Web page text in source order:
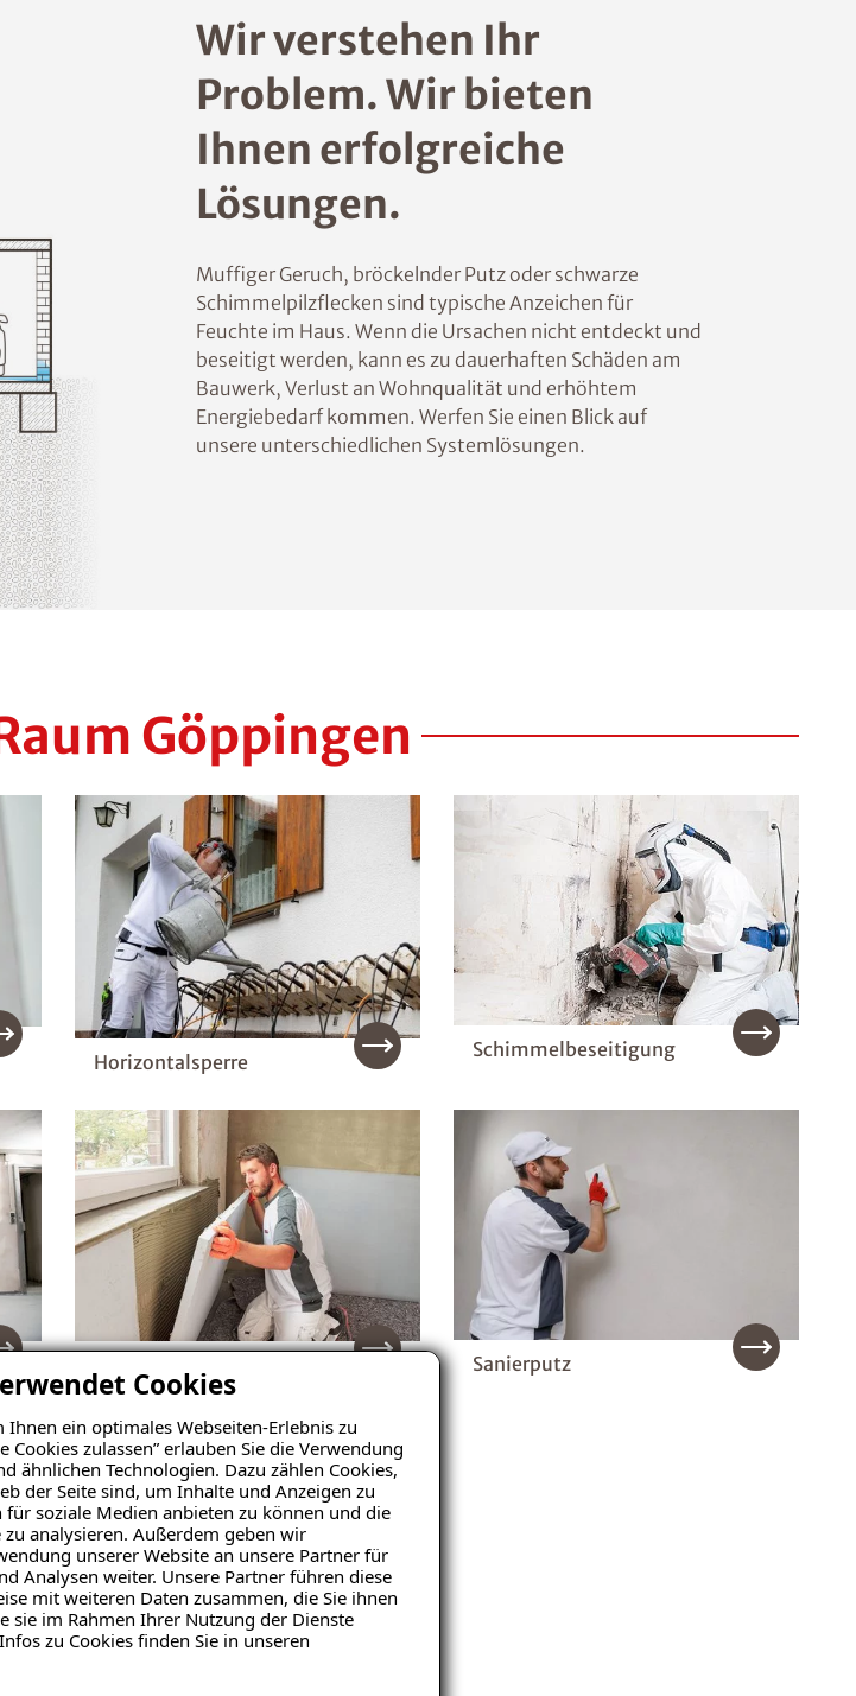
Cookies
ein optimales Webseiten-Erlebnis zu
Cookies zulassen” erlauben Sie die Verwendung
ähnlichen Technologien. Dazu zählen Cookies,
der Seite sind, um Inhalte und Anzeigen zu
soziale Medien anbieten zu können und die
analysieren. Außerdem geben wir
unserer Website an unsere Partner für
Analysen weiter. Unsere Partner führen diese
mit weiteren Daten zusammen, die Sie ihnen
sie im Rahmen Ihrer Nutzung der Dienste
zu Cookies finden Sie in unseren
Wir verstehen Ihr
Problem. Wir bieten
Ihnen erfolgreiche
Lösungen.
Muffiger Geruch, bröckelnder Putz oder schwarze
Schimmelpilzflecken sind typische Anzeichen für
Feuchte im Haus. Wenn die Ursachen nicht entdeckt und
beseitigt werden, kann es zu dauerhaften Schäden am
Bauwerk, Verlust an Wohnqualität und erhöhtem
Energiebedarf kommen. Werfen Sie einen Blick auf
unsere unterschiedlichen Systemlösungen.
Göppingen
Horizontalsperre
Schimmelbeseitigung
Sanierputz